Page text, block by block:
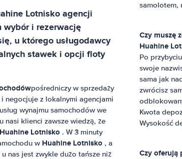
Lotniskoagencji
i rezerwację
u którego usługodawcy
stawek i opcji floty
pośredniczy w sprzedaży
negocjuje z lokalnymi agencjami
wynajmu samochodów we
nasi klienci zawsze wiedzą, że
Huahine Lotnisko . W 3 minuty
w Huahine Lotnisko , a
nas jest zwykle dużo tańsze niż
samolotem,
Czy muszę
Huahine
Po
swoje
sama jak
zwrócisz
Kwota
Wysokość
Czy oferują